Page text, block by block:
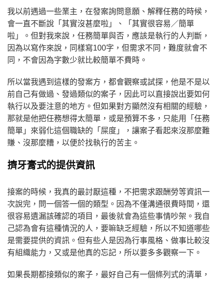
我以前遇過一些業主，在發案詢問意願、解釋任務的時候，
會一直不斷說「其實沒甚麼啦」、「其實很容易／簡單
啦」。但對我來說，任務簡單與否，應該是執行的人判斷，
因為以寫作來說，同樣寫100字，但需求不同，難度就會不
同，不會因為字數少就比較簡單不費時。
所以當我遇到這樣的發案方，都會觀察或試探，他是不是以
前自己有做過、發過類似的案子，因此可以直接說出要如何
執行以及要注意的地方。但如果對方顯然沒有相關的經驗，
那就是他把任務想得太簡單，或是預算不多，只能用「任務
簡單」來弱化這個職缺的「屎度」，讓案子看起來沒那麼難
賺、沒那麼糟，以便於找執行的苦主。
擠牙膏式的提供資訊
接案的時候，我真的最討厭這種，不把需求跟酬勞等資訊一
次說完，問一個答一個的類型。因為不僅溝通很費時間，還
很容易遺漏該確認的項目，最後就會為這些事情吵架。我自
己認為會有這種情況的人，要嘛缺乏經驗，所以不知道哪些
是需要提供的資訊。但有些人是因為行事風格、做事比較沒
有組織能力，又或是他真的忘記，所以要多多觀察一下。
如果長期都接類似的案子，最好自己有一個條列式的清單，